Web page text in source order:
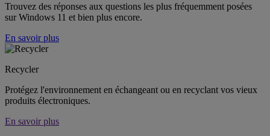
Trouvez des réponses aux questions les plus fréquemment posées
sur Windows 11 et bien plus encore.
En savoir plus
Recycler
Protégez l'environnement en échangeant ou en recyclant vos vieux
produits électroniques.
En savoir plus